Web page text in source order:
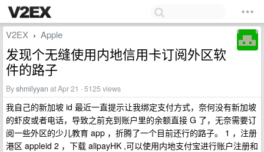
V2EX › Apple
发现个无缝使用内地信用卡订阅外区软
件的路子
Byshmilyyan at Apr 21 · 5125 views
我自己的新加坡 id 最近一直提示让我绑定支付方式，奈何没有新加坡
的虾皮或者电话，导致之前充到账户里的余额直接 G 了，无奈需要订
阅一些外区的少儿教育 app ，折腾了一个目前还行的路子。 1 ，注册
港区 appleid 2 ，下载 alipayHK ,可以使用内地支付宝进行账户注册和